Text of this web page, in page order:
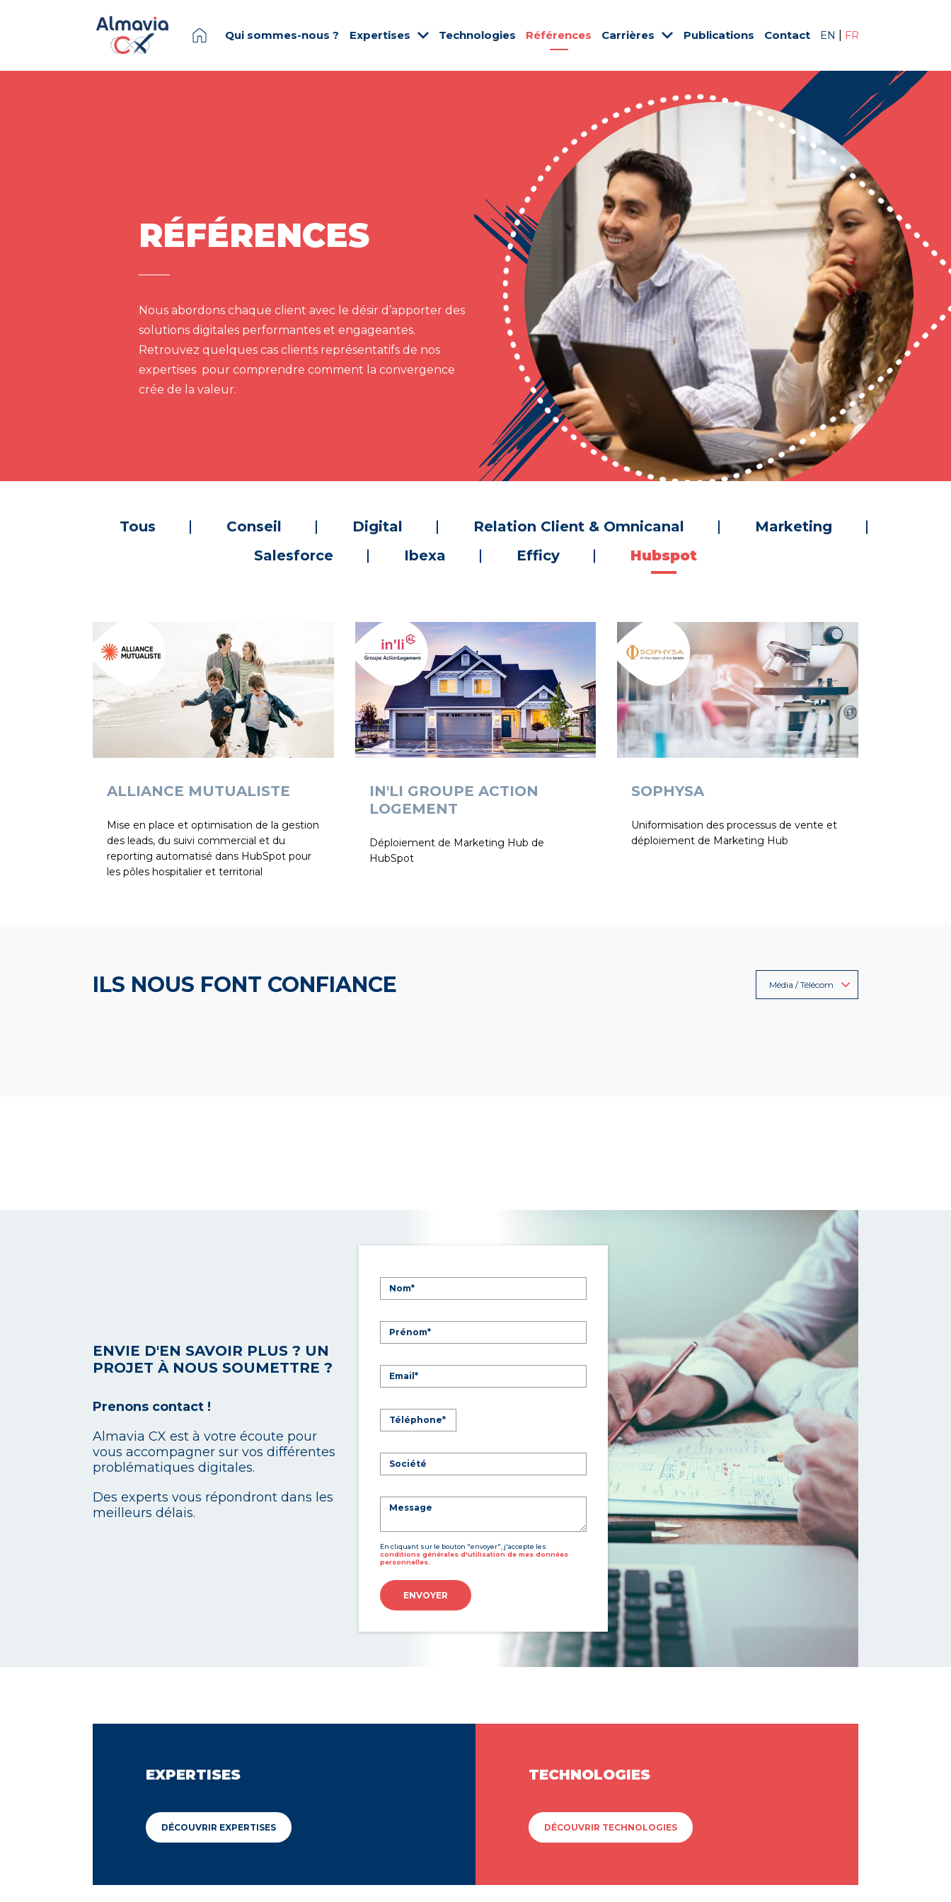
Qui sommes-nous ? Expertises Technologies Références Carrières Publications Contact EN FR
RÉFÉRENCES
Nous abordons chaque client avec le désir d’apporter des
solutions digitales performantes et engageantes.
Retrouvez quelques cas clients représentatifs de nos
expertises pour comprendre comment la convergence
crée de la valeur.
Tous Conseil Digital Relation Client & Omnicanal
Marketing
Salesforce
Ibexa Efficy Hubspot
ALLIANCE MUTUALISTE
Mise en place et optimisation de la gestion
des leads, du suivi commercial et du
reporting automatisé dans HubSpot pour
les pôles hospitalier et territorial
IN'LI GROUPE ACTION
LOGEMENT
Déploiement de Marketing Hub de
HubSpot
SOPHYSA
Uniformisation des processus de vente et
déploiement de Marketing Hub
ILS NOUS FONT CONFIANCE Média / Télécom
ENVIE D'EN SAVOIR PLUS ? UN
PROJET À NOUS SOUMETTRE ?
Prenons contact !
Almavia CX est à votre écoute pour
vous accompagner sur vos différentes
problématiques digitales.
Des experts vous répondront dans les
meilleurs délais.
En cliquant sur le bouton "envoyer", j'accepte les
conditions générales d'utilisation de mes données
personnelles.
ENVOYER
EXPERTISES
DÉCOUVRIR EXPERTISES
TECHNOLOGIES
DÉCOUVRIR TECHNOLOGIES